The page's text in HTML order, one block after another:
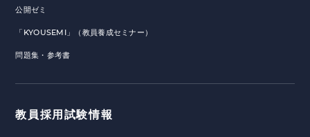
公開ゼミ
「KYOUSEMI」（教員養成セミナー）
問題集・参考書
教員採用試験情報